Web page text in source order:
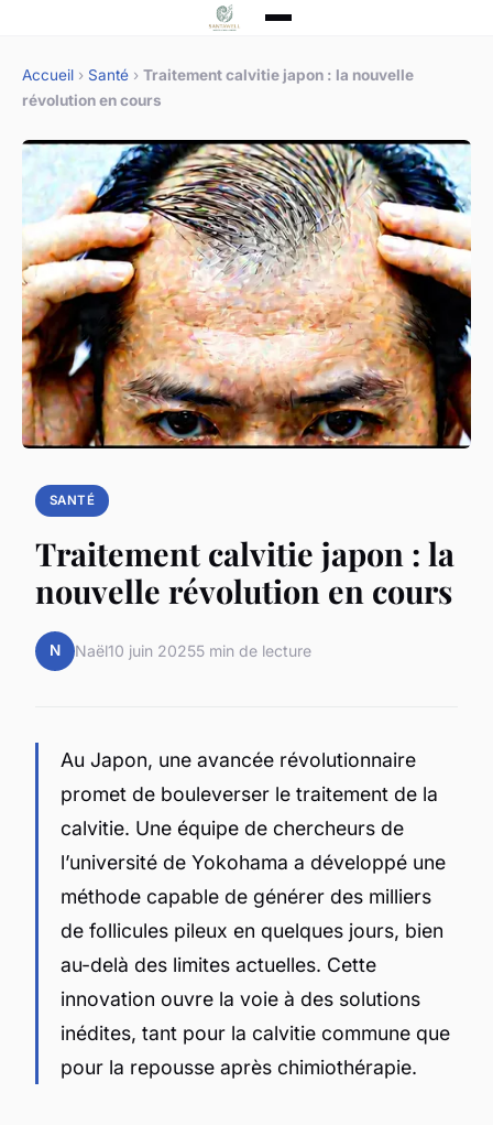
Accueil › Santé › Traitement calvitie japon : la nouvelle
révolution en cours
SANTÉ
Traitement calvitie japon : la
nouvelle révolution en cours
N Naël10 juin 20255 min de lecture
Au Japon, une avancée révolutionnaire
promet de bouleverser le traitement de la
calvitie. Une équipe de chercheurs de
l’université de Yokohama a développé une
méthode capable de générer des milliers
de follicules pileux en quelques jours, bien
au-delà des limites actuelles. Cette
innovation ouvre la voie à des solutions
inédites, tant pour la calvitie commune que
pour la repousse après chimiothérapie.